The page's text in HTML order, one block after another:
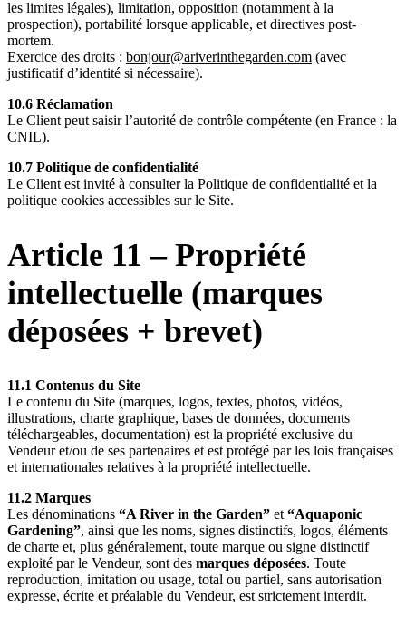
les limites légales), limitation, opposition (notamment à la
prospection), portabilité lorsque applicable, et directives post-
mortem.
Exercice des droits : bonjour@ariverinthegarden.com (avec
justificatif d’identité si nécessaire).
10.6 Réclamation
Le Client peut saisir l’autorité de contrôle compétente (en France : la
CNIL).
10.7 Politique de confidentialité
Le Client est invité à consulter la Politique de confidentialité et la
politique cookies accessibles sur le Site.
Article 11 – Propriété
intellectuelle (marques
déposées + brevet)
11.1 Contenus du Site
Le contenu du Site (marques, logos, textes, photos, vidéos,
illustrations, charte graphique, bases de données, documents
téléchargeables, documentation) est la propriété exclusive du
Vendeur et/ou de ses partenaires et est protégé par les lois françaises
et internationales relatives à la propriété intellectuelle.
11.2 Marques
Les dénominations “A River in the Garden” et “Aquaponic
Gardening”, ainsi que les noms, signes distinctifs, logos, éléments
de charte et, plus généralement, toute marque ou signe distinctif
exploité par le Vendeur, sont des marques déposées. Toute
reproduction, imitation ou usage, total ou partiel, sans autorisation
expresse, écrite et préalable du Vendeur, est strictement interdit.